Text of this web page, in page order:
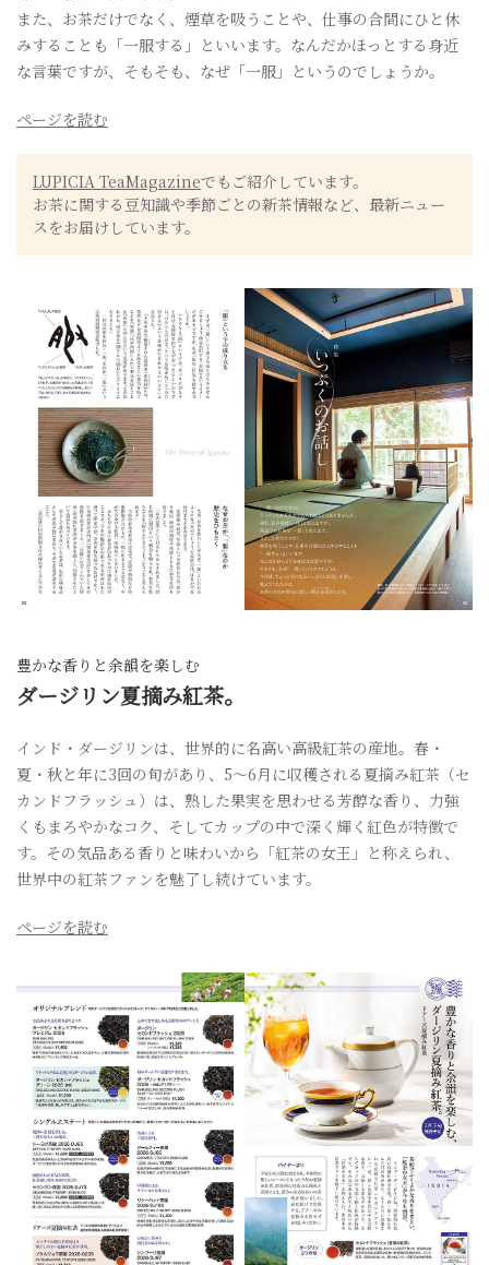
また、お茶だけでなく、煙草を吸うことや、仕事の合間にひと休
みすることも「一服する」といいます。なんだかほっとする身近
な言葉ですが、そもそも、なぜ「一服」というのでしょうか。
ページを読む
LUPICIA TeaMagazineでもご紹介しています。
お茶に関する豆知識や季節ごとの新茶情報など、最新ニュー
スをお届けしています。
豊かな香りと余韻を楽しむ
ダージリン夏摘み紅茶。
インド・ダージリンは、世界的に名高い高級紅茶の産地。春・
夏・秋と年に3回の旬があり、5～6月に収穫される夏摘み紅茶（セ
カンドフラッシュ）は、熟した果実を思わせる芳醇な香り、力強
くもまろやかなコク、そしてカップの中で深く輝く紅色が特徴で
す。その気品ある香りと味わいから「紅茶の女王」と称えられ、
世界中の紅茶ファンを魅了し続けています。
ページを読む